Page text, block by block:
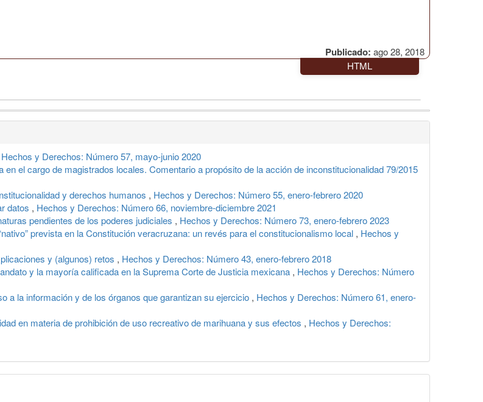
Publicado: ago 28, 2018
HTML
Hechos y Derechos: Número 57, mayo-junio 2020
el cargo de magistrados locales. Comentario a propósito de la acción de inconstitucionalidad 79/2015
y derechos humanos , Hechos y Derechos: Número 55, enero-febrero 2020
datos , Hechos y Derechos: Número 66, noviembre-diciembre 2021
pendientes de los poderes judiciales , Hechos y Derechos: Número 73, enero-febrero 2023
prevista en la Constitución veracruzana: un revés para el constitucionalismo local , Hechos y
y (algunos) retos , Hechos y Derechos: Número 43, enero-febrero 2018
y la mayoría calificada en la Suprema Corte de Justicia mexicana , Hechos y Derechos: Número
a la información y de los órganos que garantizan su ejercicio , Hechos y Derechos: Número 61, enero-
en materia de prohibición de uso recreativo de marihuana y sus efectos , Hechos y Derechos: